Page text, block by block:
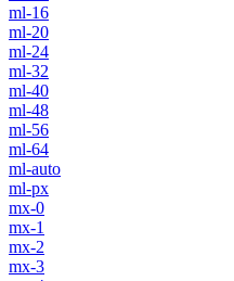
ml-16
ml-20
ml-24
ml-32
ml-40
ml-48
ml-56
ml-64
ml-auto
ml-px
mx-0
mx-1
mx-2
mx-3